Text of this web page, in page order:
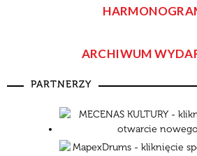
—
Miejsce
Organizator
ARCHIWUM